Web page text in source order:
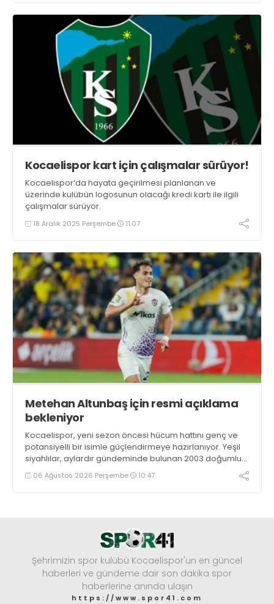
Kocaelispor kart için çalışmalar sürüyor!
Kocaelispor’da hayata geçirilmesi planlanan ve
üzerinde kulübün logosunun olacağı kredi kartı ile ilgili
çalışmalar sürüyor.
18 Aralık 2025 Perşembe 11:07
Metehan Altunbaş için resmi açıklama
bekleniyor
Kocaelispor, yeni sezon öncesi hücum hattını genç ve
potansiyelli bir isimle güçlendirmeye hazırlanıyor. Yeşil
siyahlılar, aylardır gündeminde bulunan 2003 doğumlu
santrfor Metehan Altunbaş transferinde sona hayli
yaklaştı.
06 Ağustos 2026 Perşembe 10:47
Şehrimizin spor kulübü Kocaelispor'un en güncel
haberleri ve gündeme dair son dakika spor
haberlerine anında ulaşın
https://www.spor41.com